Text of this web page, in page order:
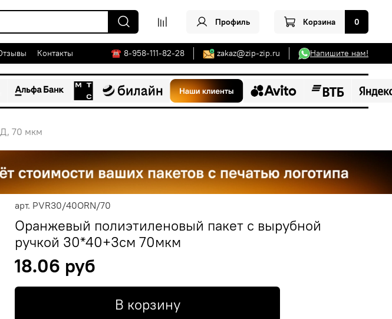
Профиль Корзина 0
Контакты ☎ 8-958-111-82-28 zakaz@zip-zip.ru Напишите нам!
70 мкм
арт. PVR30/40ORN/70
Оранжевый полиэтиленовый пакет с вырубной
ручкой 30*40+3см 70мкм
18.06 руб
В корзину